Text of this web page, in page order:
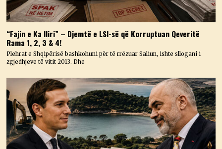
“Fajin e Ka Iliri” – Djemtë e LSI-së që Korruptuan Qeveritë
Rama 1, 2, 3 & 4!
Plehrat e Shqipërisë bashkohuni për të rrëzuar Saliun, ishte sllogani i
zgjedhjeve të vitit 2013. Dhe